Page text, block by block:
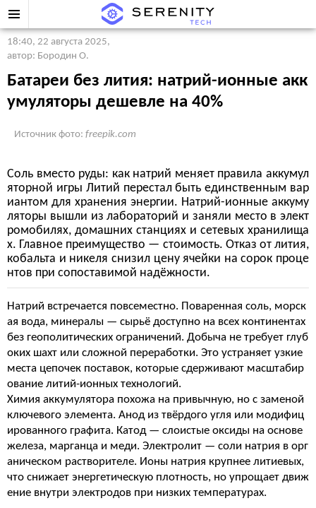
18:40, 22 августа 2025,
автор: Бородин О.
Батареи без лития: натрий-ионные акк
умуляторы дешевле на 40%
Источник фото: freepik.com
Соль вместо руды: как натрий меняет правила аккумул
яторной игры Литий перестал быть единственным вар
иантом для хранения энергии. Натрий-ионные аккуму
ляторы вышли из лабораторий и заняли место в элект
ромобилях, домашних станциях и сетевых хранилища
х. Главное преимущество — стоимость. Отказ от лития,
кобальта и никеля снизил цену ячейки на сорок проце
нтов при сопоставимой надёжности.
Натрий встречается повсеместно. Поваренная соль, морск
ая вода, минералы — сырьё доступно на всех континентах
без геополитических ограничений. Добыча не требует глуб
оких шахт или сложной переработки. Это устраняет узкие
места цепочек поставок, которые сдерживают масштабир
ование литий-ионных технологий.
Химия аккумулятора похожа на привычную, но с заменой
ключевого элемента. Анод из твёрдого угля или модифиц
ированного графита. Катод — слоистые оксиды на основе
железа, марганца и меди. Электролит — соли натрия в орг
аническом растворителе. Ионы натрия крупнее литиевых,
что снижает энергетическую плотность, но упрощает движ
ение внутри электродов при низких температурах.